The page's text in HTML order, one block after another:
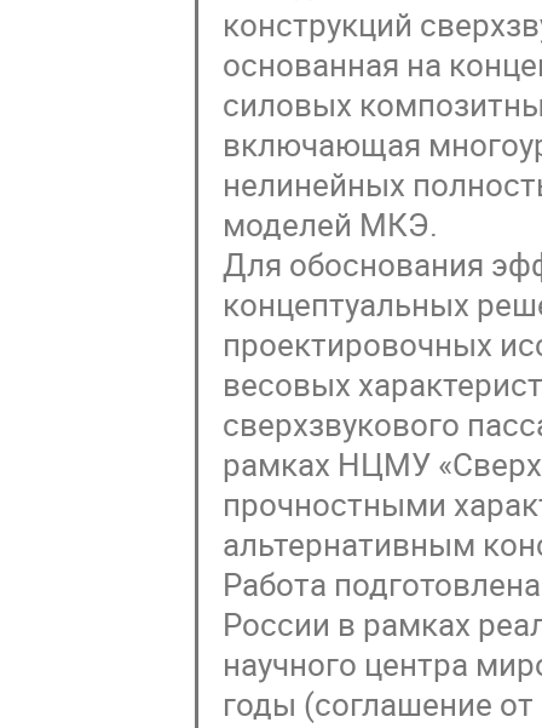
конструкций
основанная на
силовых
включающая
нелинейных
моделей МКЭ.
Для обоснования
концептуальных
проектировочных
весовых
сверхзвукового
рамках НЦМУ
прочностными
альтернативным
Работа
России в рамках
научного центра
годы (соглашение